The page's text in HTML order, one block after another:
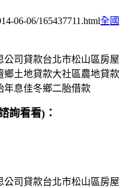
06-06/165437711.html全國
司貸款台北市松山區房屋
土地貸款大社區農地貸款
年息佳冬鄉二胎借款
詢看看)：
司貸款台北市松山區房屋